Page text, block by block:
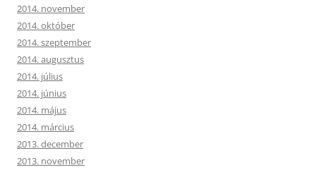
2014. november
2014. október
2014. szeptember
2014. augusztus
2014. július
2014. június
2014. május
2014. március
2013. december
2013. november